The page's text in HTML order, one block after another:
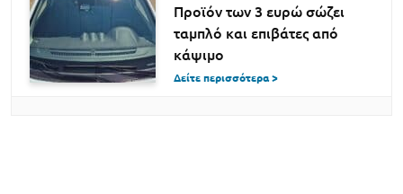
Προϊόν των 3 ευρώ σώζει
ταμπλό και επιβάτες από
κάψιμο
Δείτε περισσότερα >